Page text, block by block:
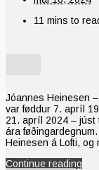
11 mins to
Jóannes Heinesen
var føddur 7. apríl
21. apríl 2024 – júst
ára
Heinesen á Lofti,
Continue reading